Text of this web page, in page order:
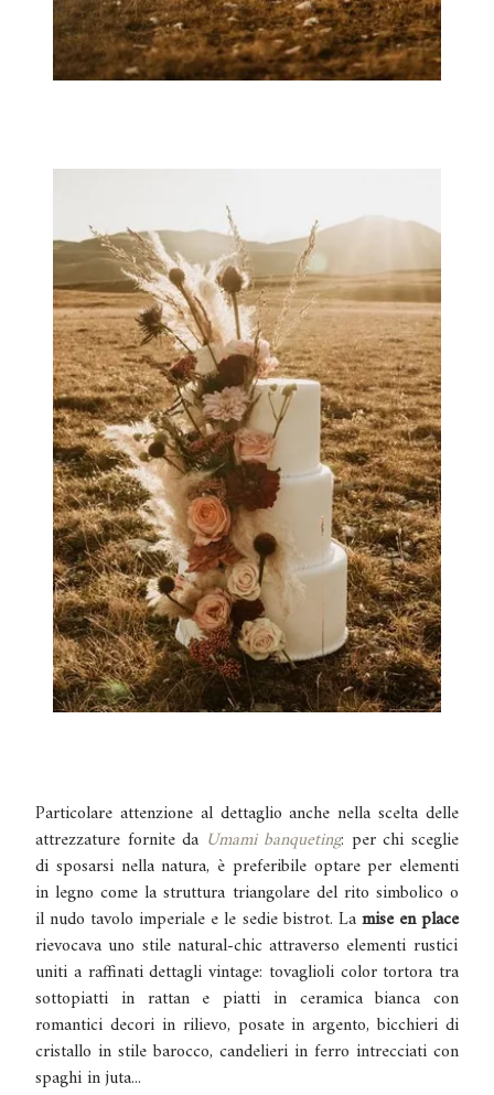
Particolare attenzione al dettaglio anche nella scelta delle
attrezzature fornite da Umami banqueting: per chi sceglie
di sposarsi nella natura, è preferibile optare per elementi
in legno come la struttura triangolare del rito simbolico o
il nudo tavolo imperiale e le sedie bistrot. Lamise en place
rievocava uno stile natural-chic attraverso elementi rustici
uniti a raffinati dettagli vintage: tovaglioli color tortora tra
sottopiatti in rattan e piatti in ceramica bianca con
romantici decori in rilievo, posate in argento, bicchieri di
cristallo in stile barocco, candelieri in ferro intrecciati con
spaghi in juta...